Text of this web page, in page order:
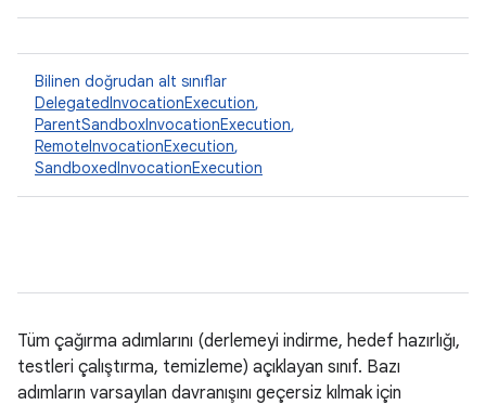
Bilinen doğrudan alt sınıflar
DelegatedInvocationExecution,
ParentSandboxInvocationExecution,
RemoteInvocationExecution,
SandboxedInvocationExecution
Tüm çağırma adımlarını (derlemeyi indirme, hedef hazırlığı,
testleri çalıştırma, temizleme) açıklayan sınıf. Bazı
adımların varsayılan davranışını geçersiz kılmak için